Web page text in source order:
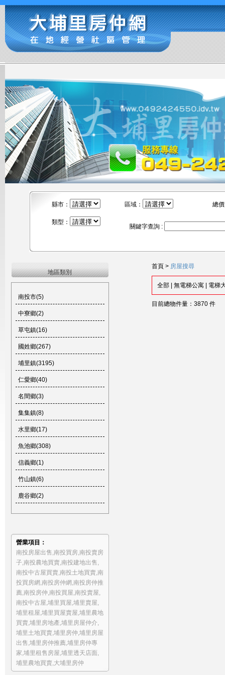
縣市： 區域： 總
類型：
關鍵字查詢 :
地區類別
南投市(5)
中寮鄉(2)
草屯鎮(16)
國姓鄉(267)
埔里鎮(3195)
仁愛鄉(40)
名間鄉(3)
集集鎮(8)
水里鄉(17)
魚池鄉(308)
信義鄉(1)
竹山鎮(6)
鹿谷鄉(2)
營業項目：
南投房屋出售,南投買房,南投賣房
子,南投農地買賣,南投建地出售,
南投中古屋買賣,南投土地買賣,南
投買房網 ,南投房仲網 ,南投房仲推
薦,南投房仲,南投買屋,南投賣屋,
南投中古屋,埔里買屋,埔里賣屋,
埔里租屋,埔里買屋賣屋,埔里農地
買賣,埔里房地產,埔里房屋仲介,
埔里土地買賣,埔里房仲,埔里房屋
出售,埔里房仲推薦,埔里房仲專
家,埔里租售房屋,埔里透天店面,
埔里農地買賣,大埔里房仲
首頁 > 房屋搜尋
全部 無電梯公寓 電梯
目前總物件量：3870 件